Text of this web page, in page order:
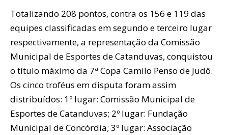
Totalizando 208 pontos, contra os 156 e 119 das
equipes classificadas em segundo e terceiro lugar
respectivamente, a representação da Comissão
Municipal de Esportes de Catanduvas, conquistou
o título máximo da 7ª Copa Camilo Penso de Judô.
Os cinco troféus em disputa foram assim
distribuídos: 1º lugar: Comissão Municipal de
Esportes de Catanduvas; 2º lugar: Fundação
Municipal de Concórdia; 3º lugar: Associação